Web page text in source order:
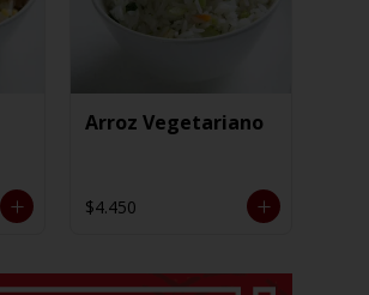
Arroz Vegetariano
$4.450